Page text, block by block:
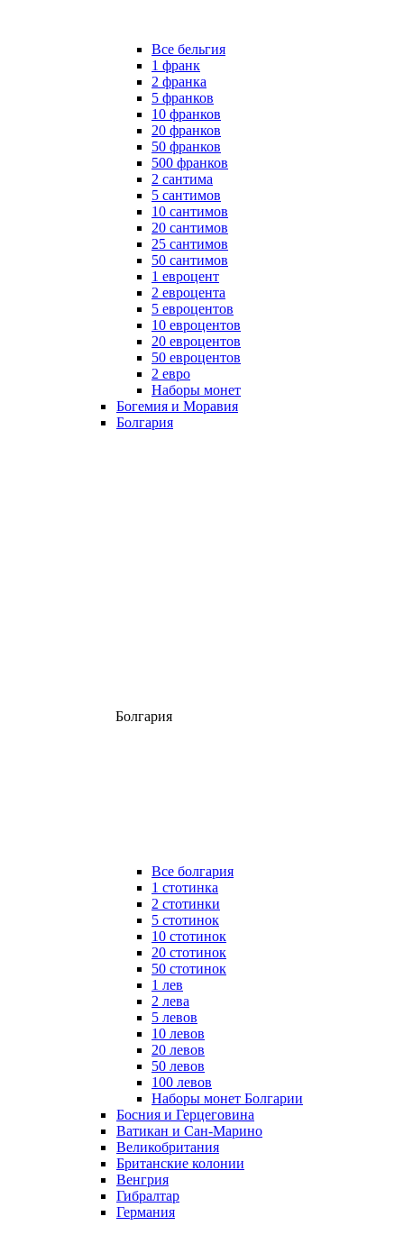
Все бельгия
1 франк
2 франка
5 франков
10 франков
20 франков
50 франков
500 франков
2 сантима
5 сантимов
10 сантимов
20 сантимов
25 сантимов
50 сантимов
1 евроцент
2 евроцента
5 евроцентов
10 евроцентов
20 евроцентов
50 евроцентов
2 евро
Наборы монет
Богемия и Моравия
Болгария
Болгария
Все болгария
1 стотинка
2 стотинки
5 стотинок
10 стотинок
20 стотинок
50 стотинок
1 лев
2 лева
5 левов
10 левов
20 левов
50 левов
100 левов
Наборы монет Болгарии
Босния и Герцеговина
Ватикан и Сан-Марино
Великобритания
Британские колонии
Венгрия
Гибралтар
Германия